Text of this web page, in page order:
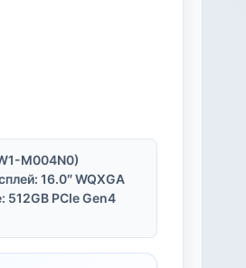
M004N0)
16.0″ WQXGA
PCIe Gen4